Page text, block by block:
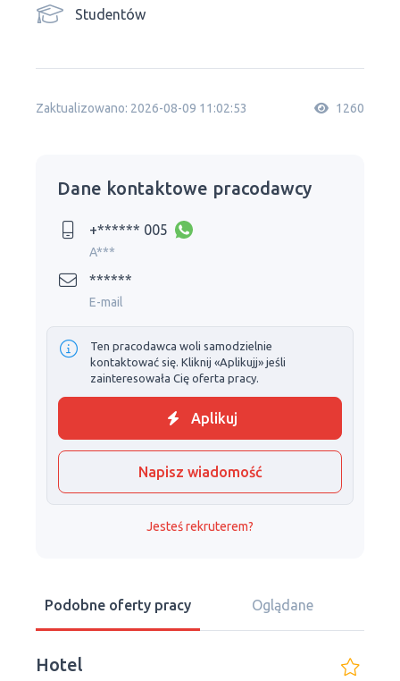
Studentów
Zaktualizowano: 2026-08-09 11:02:53 1260
Dane kontaktowe pracodawcy
+****** 005
A***
******
E-mail
Ten pracodawca woli samodzielnie
kontaktować się. Kliknij «Aplikujj» jeśli
zainteresowała Cię oferta pracy.
Aplikuj
Napisz wiadomość
Jesteś rekruterem?
Podobne oferty pracy Oglądane
Hotel